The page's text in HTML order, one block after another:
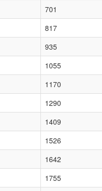
701
817
935
1055
1170
1290
1409
1526
1642
1755